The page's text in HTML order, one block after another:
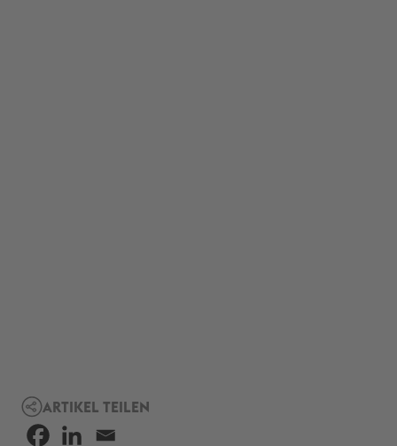
ARTIKEL TEILEN